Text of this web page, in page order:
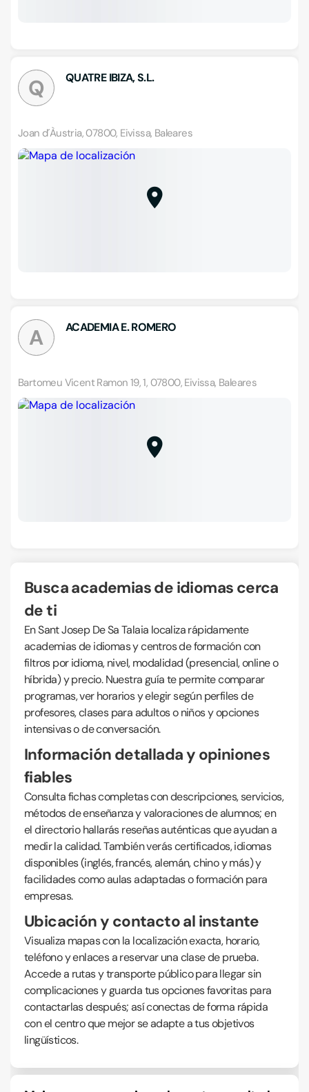
Q QUATRE IBIZA, S.L.
Joan d´Àustria, 07800, Eivissa, Baleares
A ACADEMIA E. ROMERO
Bartomeu Vicent Ramon 19, 1, 07800, Eivissa, Baleares
Busca academias de idiomas cerca
de ti
En Sant Josep De Sa Talaia localiza rápidamente
academias de idiomas y centros de formación con
filtros por idioma, nivel, modalidad (presencial, online o
híbrida) y precio. Nuestra guía te permite comparar
programas, ver horarios y elegir según perfiles de
profesores, clases para adultos o niños y opciones
intensivas o de conversación.
Información detallada y opiniones
fiables
Consulta fichas completas con descripciones, servicios,
métodos de enseñanza y valoraciones de alumnos; en
el directorio hallarás reseñas auténticas que ayudan a
medir la calidad. También verás certificados, idiomas
disponibles (inglés, francés, alemán, chino y más) y
facilidades como aulas adaptadas o formación para
empresas.
Ubicación y contacto al instante
Visualiza mapas con la localización exacta, horario,
teléfono y enlaces a reservar una clase de prueba.
Accede a rutas y transporte público para llegar sin
complicaciones y guarda tus opciones favoritas para
contactarlas después; así conectas de forma rápida
con el centro que mejor se adapte a tus objetivos
lingüísticos.